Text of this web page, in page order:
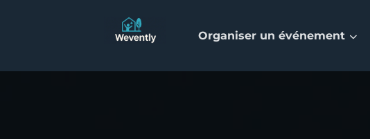
Organiser un événement